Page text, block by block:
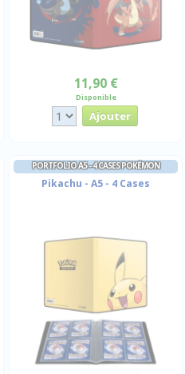
11,90 €
Disponible
PORTFOLIO A5 - 4 CASES POKÉMON
Pikachu - A5 - 4 Cases